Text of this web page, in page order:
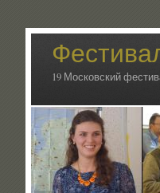
19 Московский